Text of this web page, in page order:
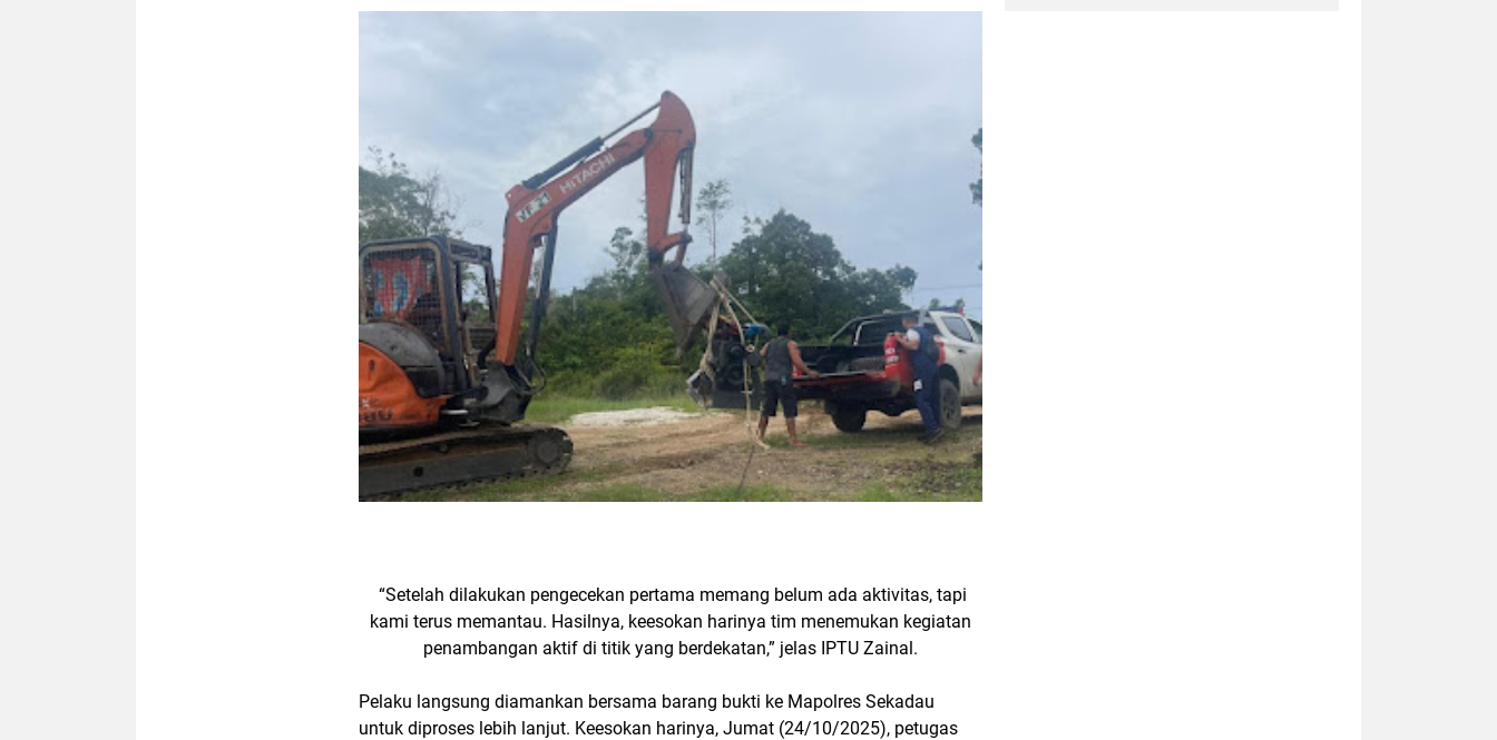
“Setelah dilakukan pengecekan pertama memang belum ada aktivitas, tapi
kami terus memantau. Hasilnya, keesokan harinya tim menemukan kegiatan
penambangan aktif di titik yang berdekatan,” jelas IPTU Zainal.
Pelaku langsung diamankan bersama barang bukti ke Mapolres Sekadau
untuk diproses lebih lanjut. Keesokan harinya, Jumat (24/10/2025), petugas